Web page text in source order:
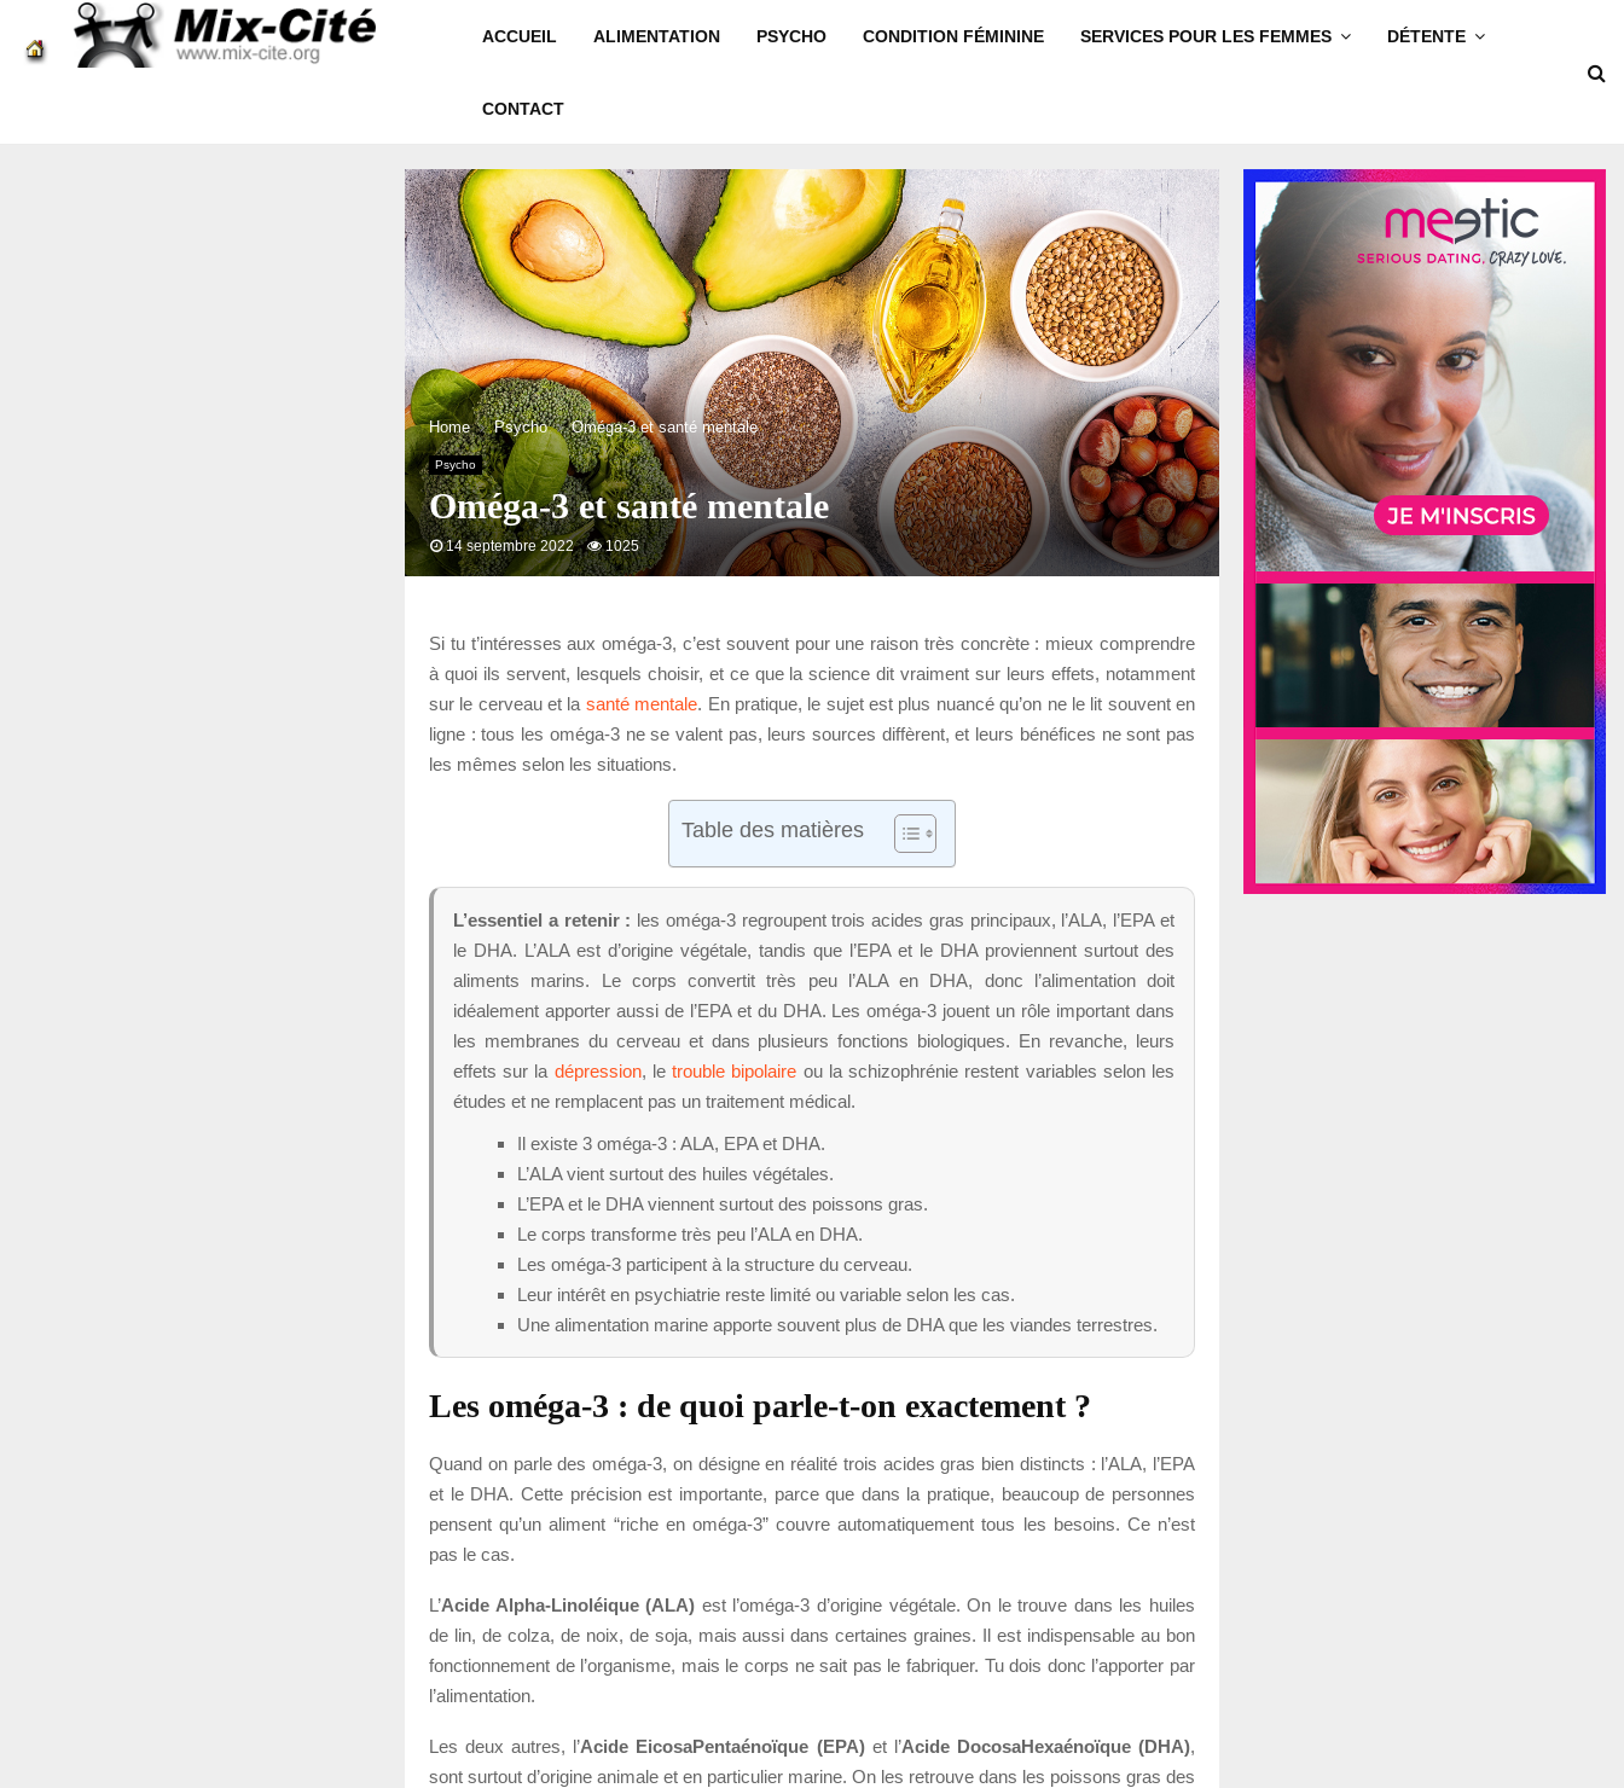
ACCUEIL ALIMENTATION PSYCHO CONDITION FÉMININE SERVICES POUR LES FEMMES DÉTENTE
CONTACT
Home Psycho Oméga-3 et santé mentale
Psycho
Oméga-3 et santé mentale
14 septembre 2022 1025
Si tu t’intéresses aux oméga-3, c’est souvent pour une raison très concrète : mieux comprendre
à quoi ils servent, lesquels choisir, et ce que la science dit vraiment sur leurs effets, notamment
sur le cerveau et la santé mentale. En pratique, le sujet est plus nuancé qu’on ne le lit souvent en
ligne : tous les oméga-3 ne se valent pas, leurs sources diffèrent, et leurs bénéfices ne sont pas
les mêmes selon les situations.
Table des matières
L’essentiel a retenir : les oméga-3 regroupent trois acides gras principaux, l’ALA, l’EPA et
le DHA. L’ALA est d’origine végétale, tandis que l’EPA et le DHA proviennent surtout des
aliments marins. Le corps convertit très peu l’ALA en DHA, donc l’alimentation doit
idéalement apporter aussi de l’EPA et du DHA. Les oméga-3 jouent un rôle important dans
les membranes du cerveau et dans plusieurs fonctions biologiques. En revanche, leurs
effets sur la dépression, letrouble bipolaire ou la schizophrénie restent variables selon les
études et ne remplacent pas un traitement médical.
Il existe 3 oméga-3 : ALA, EPA et DHA.
L’ALA vient surtout des huiles végétales.
L’EPA et le DHA viennent surtout des poissons gras.
Le corps transforme très peu l’ALA en DHA.
Les oméga-3 participent à la structure du cerveau.
Leur intérêt en psychiatrie reste limité ou variable selon les cas.
Une alimentation marine apporte souvent plus de DHA que les viandes terrestres.
Les oméga-3 : de quoi parle-t-on exactement ?
Quand on parle des oméga-3, on désigne en réalité trois acides gras bien distincts : l’ALA, l’EPA
et le DHA. Cette précision est importante, parce que dans la pratique, beaucoup de personnes
pensent qu’un aliment “riche en oméga-3” couvre automatiquement tous les besoins. Ce n’est
pas le cas.
L’Acide Alpha-Linoléique (ALA) est l’oméga-3 d’origine végétale. On le trouve dans les huiles
de lin, de colza, de noix, de soja, mais aussi dans certaines graines. Il est indispensable au bon
fonctionnement de l’organisme, mais le corps ne sait pas le fabriquer. Tu dois donc l’apporter par
l’alimentation.
Les deux autres, l’Acide EicosaPentaénoïque (EPA)et l’Acide DocosaHexaénoïque (DHA),
sont surtout d’origine animale et en particulier marine. On les retrouve dans les poissons gras des